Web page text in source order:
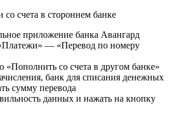
со счета в стороннем банке
приложение банка Авангард
— «Перевод по номеру
со счета в другом банке»
банк для списания денежных
сумму перевода
данных и нажать на кнопку